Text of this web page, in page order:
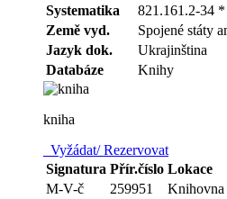
Systematika
821.161.2-34
Země vyd.
Spojené státy
Jazyk dok.
Ukrajinština
Databáze
Knihy
kniha
Vyžádat/ Rezervovat
Signatura Přír.číslo Lokace
M-V-č
259951 Knihovna